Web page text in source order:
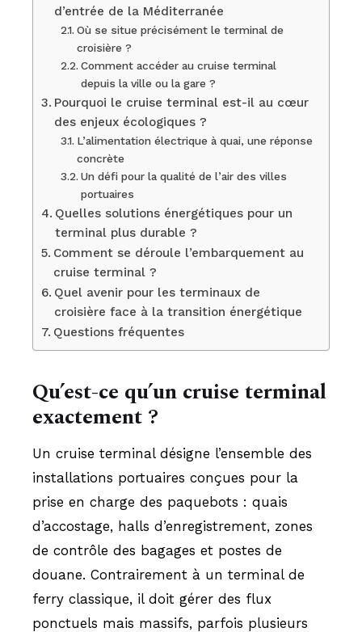
d’entrée de la Méditerranée
Où se situe précisément le terminal de
croisière ?
Comment accéder au cruise terminal
depuis la ville ou la gare ?
Pourquoi le cruise terminal est-il au cœur
des enjeux écologiques ?
L’alimentation électrique à quai, une réponse
concrète
Un défi pour la qualité de l’air des villes
portuaires
Quelles solutions énergétiques pour un
terminal plus durable ?
Comment se déroule l’embarquement au
cruise terminal ?
Quel avenir pour les terminaux de
croisière face à la transition énergétique
Questions fréquentes
Qu’est-ce qu’un cruise terminal
exactement ?
Un cruise terminal désigne l’ensemble des
installations portuaires conçues pour la
prise en charge des paquebots : quais
d’accostage, halls d’enregistrement, zones
de contrôle des bagages et postes de
douane. Contrairement à un terminal de
ferry classique, il doit gérer des flux
ponctuels mais massifs, parfois plusieurs